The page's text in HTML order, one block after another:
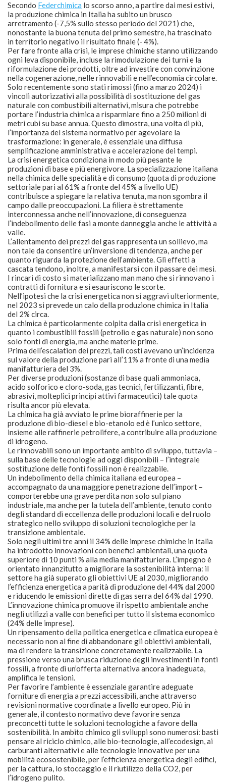
Secondo Federchimica lo scorso anno, a partire dai mesi estivi,
la produzione chimica in Italia ha subito un brusco
arretramento (-7,5% sullo stesso periodo del 2021) che,
nonostante la buona tenuta del primo semestre, ha trascinato
in territorio negativo il risultato finale (- 4%).
Per fare fronte alla crisi, le imprese chimiche stanno utilizzando
ogni leva disponibile, incluse la rimodulazione dei turni e la
riformulazione dei prodotti, oltre ad investire con convinzione
nella cogenerazione, nelle rinnovabili e nell’economia circolare.
Solo recentemente sono stati rimossi (fino a marzo 2024) i
vincoli autorizzativi alla possibilità di sostituzione del gas
naturale con combustibili alternativi, misura che potrebbe
portare l’industria chimica a risparmiare fino a 250 milioni di
metri cubi su base annua. Questo dimostra, una volta di più,
l’importanza del sistema normativo per agevolare la
trasformazione: in generale, è essenziale una diffusa
semplificazione amministrativa e accelerazione dei tempi.
La crisi energetica condiziona in modo più pesante le
produzioni di base e più energivore. La specializzazione italiana
nella chimica delle specialità e di consumo (quota di produzione
settoriale pari al 61% a fronte del 45% a livello UE)
contribuisce a spiegare la relativa tenuta, ma non sgombra il
campo dalle preoccupazioni. La filiera è strettamente
interconnessa anche nell’innovazione, di conseguenza
l’indebolimento delle fasi a monte danneggia anche le attività a
valle.
L’allentamento dei prezzi del gas rappresenta un sollievo, ma
non tale da consentire un’inversione di tendenza, anche per
quanto riguarda la protezione dell’ambiente. Gli effetti a
cascata tendono, inoltre, a manifestarsi con il passare dei mesi.
I rincari di costo si materializzano man mano che si rinnovano i
contratti di fornitura e si esauriscono le scorte.
Nell’ipotesi che la crisi energetica non si aggravi ulteriormente,
nel 2023 si prevede un calo della produzione chimica in Italia
del 2% circa.
La chimica è particolarmente colpita dalla crisi energetica in
quanto i combustibili fossili (petrolio e gas naturale) non sono
solo fonti di energia, ma anche materie prime.
Prima dell’escalation dei prezzi, tali costi avevano un’incidenza
sul valore della produzione pari all’11% a fronte di una media
manifatturiera del 3%.
Per diverse produzioni (sostanze di base quali ammoniaca,
acido solforico e cloro-soda, gas tecnici, fertilizzanti, fibre,
abrasivi, molteplici principi attivi farmaceutici) tale quota
risulta ancor più elevata.
La chimica ha già avviato le prime bioraffinerie per la
produzione di bio-diesel e bio-etanolo ed è l’unico settore,
insieme alle raffinerie petrolifere, a contribuire alla produzione
di idrogeno.
Le rinnovabili sono un importante ambito di sviluppo, tuttavia –
sulla base delle tecnologie ad oggi disponibili – l’integrale
sostituzione delle fonti fossili non è realizzabile.
Un indebolimento della chimica italiana ed europea –
accompagnato da una maggiore penetrazione dell’import –
comporterebbe una grave perdita non solo sul piano
industriale, ma anche per la tutela dell’ambiente, tenuto conto
degli standard di eccellenza delle produzioni locali e del ruolo
strategico nello sviluppo di soluzioni tecnologiche per la
transizione ambientale.
Solo negli ultimi tre anni il 34% delle imprese chimiche in Italia
ha introdotto innovazioni con benefici ambientali, una quota
superiore di 10 punti % alla media manifatturiera. L’impegno è
orientato innanzitutto a migliorare la sostenibilità interna: il
settore ha già superato gli obiettivi UE al 2030, migliorando
l’efficienza energetica a parità di produzione del 44% dal 2000
e riducendo le emissioni dirette di gas serra del 64% dal 1990.
L’innovazione chimica promuove il rispetto ambientale anche
negli utilizzi a valle con benefici per tutto il sistema economico
(24% delle imprese).
Un ripensamento della politica energetica e climatica europea è
necessario non al fine di abbandonare gli obiettivi ambientali,
ma di rendere la transizione concretamente realizzabile. La
pressione verso una brusca riduzione degli investimenti in fonti
fossili, a fronte di un’offerta alternativa ancora inadeguata,
amplifica le tensioni.
Per favorire l’ambiente è essenziale garantire adeguate
forniture di energia a prezzi accessibili, anche attraverso
revisioni normative coordinate a livello europeo. Più in
generale, il contesto normativo deve favorire senza
preconcetti tutte le soluzioni tecnologiche a favore della
sostenibilità. In ambito chimico gli sviluppi sono numerosi: basti
pensare al riciclo chimico, alle bio-tecnologie, all’ecodesign, ai
carburanti alternativi e alle tecnologie innovative per una
mobilità ecosostenibile, per l’efficienza energetica degli edifici,
per la cattura, lo stoccaggio e il riutilizzo della CO2, per
l’idrogeno pulito.